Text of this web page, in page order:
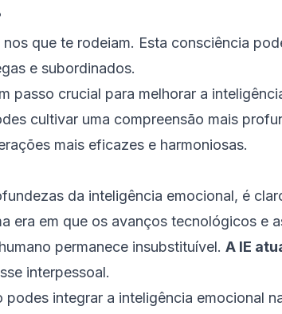
que te rodeiam. Esta consciência
e subordinados.
passo crucial para melhorar a
cultivar uma compreensão mais
mais eficazes e harmoniosas.
da inteligência emocional, é
era em que os avanços tecnológicos e
permanece insubstituível. A IE
interpessoal.
integrar a inteligência emocional